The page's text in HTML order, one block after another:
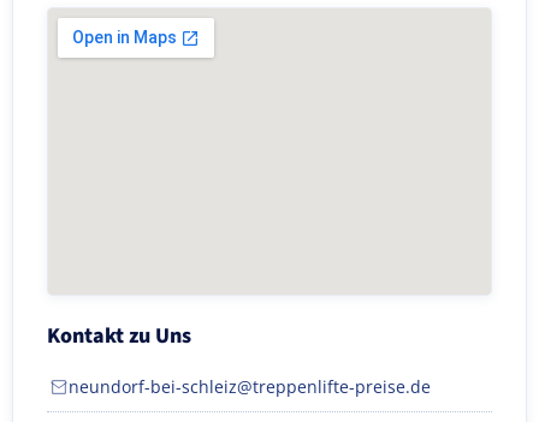
Kontakt zu Uns
neundorf-bei-schleiz@treppenlifte-preise.de